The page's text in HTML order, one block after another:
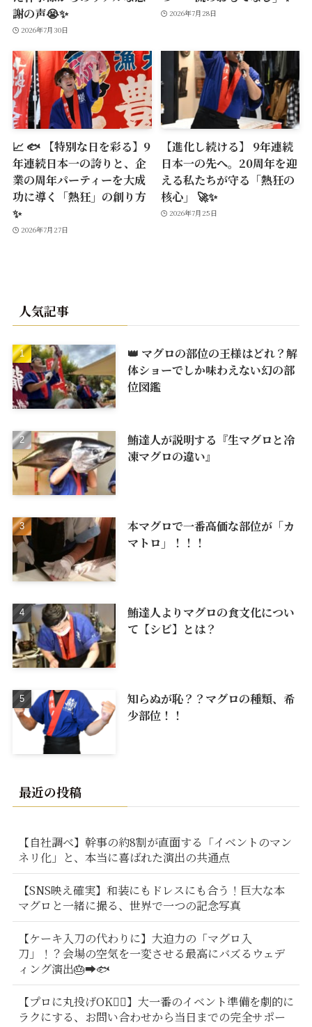
謝の声😭✨
2026年7月30日
2026年7月28日
📈 🐟 【特別な日を彩る】9
年連続日本一の誇りと、企
業の周年パーティーを大成
功に導く「熱狂」の創り方
✨
2026年7月27日
【進化し続ける】 9年連続
日本一の先へ。20周年を迎
える私たちが守る「熱狂の
核心」 🚀✨
2026年7月25日
人気記事
👑 マグロの部位の王様はどれ？解
体ショーでしか味わえない幻の部
位図鑑
鮪達人が説明する『生マグロと冷
凍マグロの違い』
本マグロで一番高価な部位が「カ
マトロ」！！！
鮪達人よりマグロの食文化につい
て【シビ】とは？
知らぬが恥？？マグロの種類、希
少部位！！
最近の投稿
【自社調べ】幹事の約8割が直面する「イベントのマン
ネリ化」と、本当に喜ばれた演出の共通点
【SNS映え確実】和装にもドレスにも合う！巨大な本
マグロと一緒に撮る、世界で一つの記念写真
【ケーキ入刀の代わりに】大迫力の「マグロ入
刀」！？会場の空気を一変させる最高にバズるウェデ
ィング演出🎂➡️🐟
【プロに丸投げOK🙆‍♂️】大一番のイベント準備を劇的に
ラクにする、お問い合わせから当日までの完全サポー